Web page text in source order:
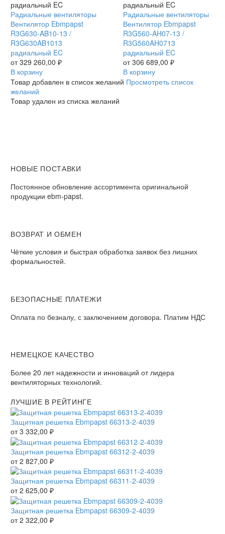
Вентилятор
Ebmpapst
R3G630-
AB10-
13
/
R3G630AB1013
радиальный
EC
Радиальные вентиляторы
Вентилятор Ebmpapst
R3G630-AB10-13 /
R3G630AB1013
радиальный EC
от329 260,00 ₽
В корзину
Вентилятор
Ebmpapst
R3G560-
AH07-
13
/
R3G560AH0713
радиальный
Радиальные вентиляторы
Вентилятор Ebmpapst
R3G560-AH07-13 /
R3G560AH0713
радиальный EC
от306 689,00 ₽
В корзину
Товар добавлен в список желаний Просмотреть список
желаний
Товар удален из списка желаний
НОВЫЕ ПОСТАВКИ
Постоянное обновление ассортимента оригинальной
продукции ebm-papst.
ВОЗВРАТ И ОБМЕН
Чёткие условия и быстрая обработка заявок без лишних
формальностей.
БЕЗОПАСНЫЕ ПЛАТЕЖИ
Оплата по безналу, с заключением договора. Платим НДС
НЕМЕЦКОЕ КАЧЕСТВО
Более 20 лет надежности и инноваций от лидера
вентиляторных технологий.
ЛУЧШИЕ В РЕЙТИНГЕ
Защитная решетка Ebmpapst 66313-2-4039
от3 332,00 ₽
Защитная решетка Ebmpapst 66312-2-4039
от2 827,00 ₽
Защитная решетка Ebmpapst 66311-2-4039
от2 625,00 ₽
Защитная решетка Ebmpapst 66309-2-4039
от2 322,00 ₽